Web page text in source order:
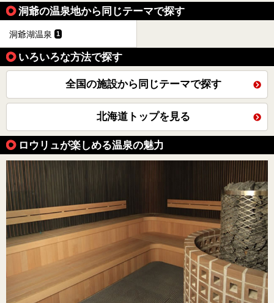
洞爺の温泉地から同じテーマで探す
洞爺湖温泉 1
いろいろな方法で探す
全国の施設から同じテーマで探す
北海道トップを見る
ロウリュが楽しめる温泉の魅力